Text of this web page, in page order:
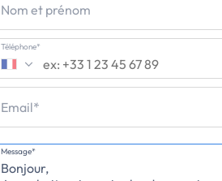
Nom et prénom
Téléphone*
Email*
Message*